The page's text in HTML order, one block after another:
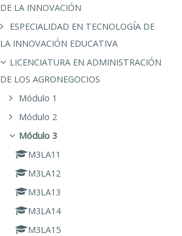
DE LA INNOVACIÓN
ESPECIALIDAD EN TECNOLOGÍA DE
LA INNOVACIÓN EDUCATIVA
LICENCIATURA EN ADMINISTRACIÓN
DE LOS AGRONEGOCIOS
Módulo 1
Módulo 2
Módulo 3
M3LA11
M3LA12
M3LA13
M3LA14
M3LA15